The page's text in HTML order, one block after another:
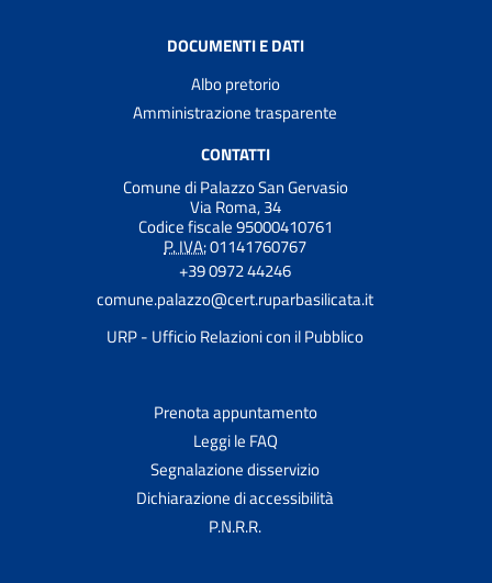
DOCUMENTI E DATI
Albo pretorio
Amministrazione trasparente
CONTATTI
Comune di Palazzo San Gervasio
Via Roma, 34
Codice fiscale 95000410761
P. IVA:01141760767
+39 0972 44246
comune.palazzo@cert.ruparbasilicata.it
URP - Ufficio Relazioni con il Pubblico
Prenota appuntamento
Leggi le FAQ
Segnalazione disservizio
Dichiarazione di accessibilità
P.N.R.R.